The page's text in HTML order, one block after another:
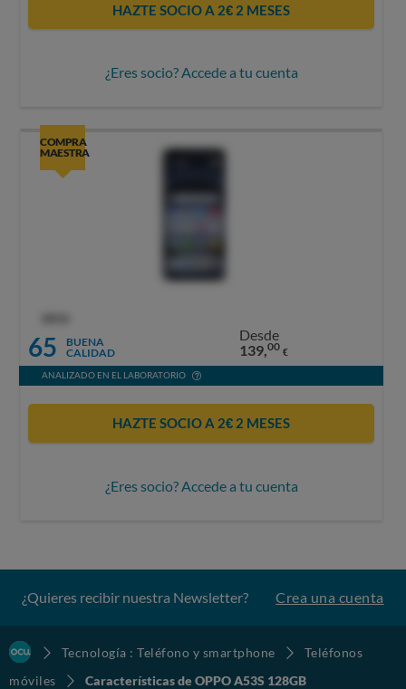
HAZTE SOCIO A 2€ 2 MESES
¿Eres socio? Accede a tu cuenta
COMPRA
MAESTRA
65
BUENA
CALIDAD
Desde
139,00 €
ANALIZADO EN EL LABORATORIO
HAZTE SOCIO A 2€ 2 MESES
¿Eres socio? Accede a tu cuenta
¿Quieres recibir nuestra Newsletter? Crea una cuenta
Tecnología : Teléfono y smartphone
Teléfonos
móviles
Características de OPPO A53S 128GB